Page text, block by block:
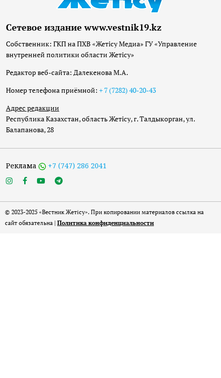
Сетевое издание www.vestnik19.kz
Собственник: ГКП на ПХВ «Жетісу Медиа» ГУ «Управление
внутренней политики области Жетісу»
Редактор веб-сайта: Далекенова М.А.
Номер телефона приёмной: + 7 (7282) 40-20-43
Адрес редакции
Республика Казахстан, область Жетісу, г. Талдыкорган, ул.
Балапанова, 28
Реклама +7 (747) 286 2041
© 2023-2025 «Вестник Жетісу». При копировании материалов ссылка на
сайт обязательна | Политика конфиденциальности